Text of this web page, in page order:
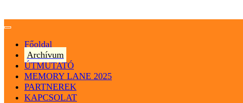
Magyar Hip Hop Archívum
Magyarország
Főoldal
Archívum
ÚTMUTATÓ
MEMORY LANE 2025
PARTNEREK
KAPCSOLAT